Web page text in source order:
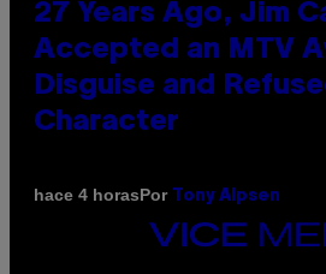
27 Years Ago, Jim
Accepted an MTV
Disguise and
Character
hace 4 horasPor Tony Alpsen
VICE
MEDIA